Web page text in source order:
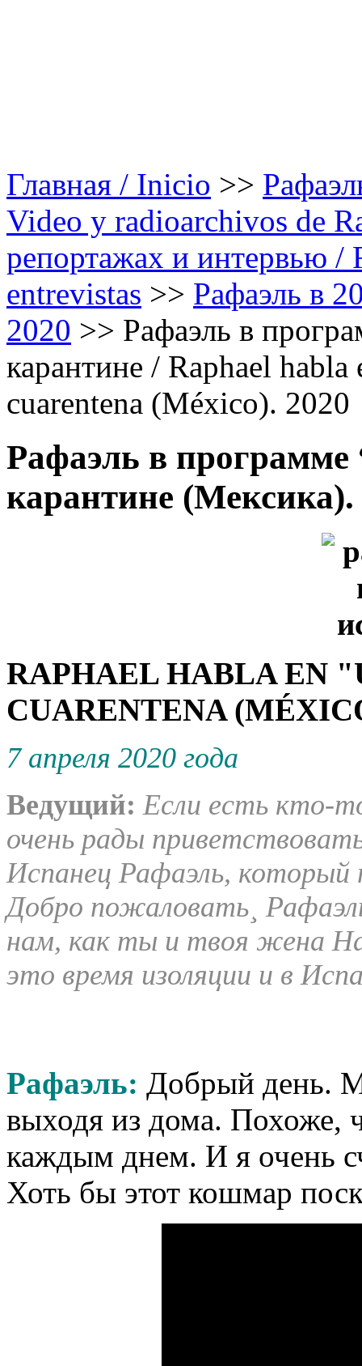
Главная / Inicio >>
Video y radioarchivos de
репортажах и интервью /
entrevistas >> Рафаэль в
2020 >> Рафаэль в
карантине / Raphael
cuarentena (México). 2020
Рафаэль в программе
карантине (Мексика).
RAPHAEL HABLA EN
CUARENTENA
7 апреля 2020 года
Ведущий: Если есть кто-
очень рады
Испанец Рафаэль, который
Добро пожаловать¸
нам, как ты и твоя жена
это время изоляции и в
Рафаэль: Добрый день.
выходя из дома. Похоже,
каждым днем. И я очень
Хоть бы этот кошмар